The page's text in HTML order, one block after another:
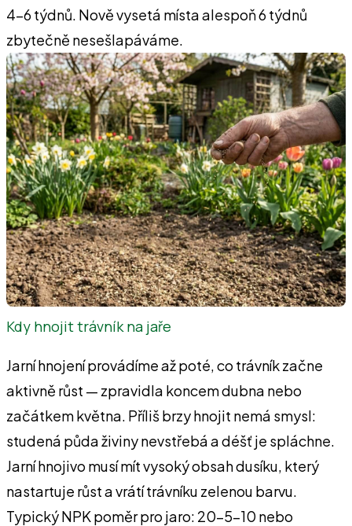
4–6 týdnů. Nově vysetá místa alespoň 6 týdnů
zbytečně nesešlapáváme.
Kdy hnojit trávník na jaře
Jarní hnojení provádíme až poté, co trávník začne
aktivně růst — zpravidla koncem dubna nebo
začátkem května. Příliš brzy hnojit nemá smysl:
studená půda živiny nevstřebá a déšť je spláchne.
Jarní hnojivo musí mít vysoký obsah dusíku, který
nastartuje růst a vrátí trávníku zelenou barvu.
Typický NPK poměr pro jaro: 20–5–10 nebo